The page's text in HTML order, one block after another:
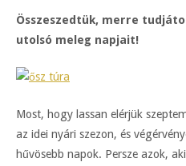
Összeszedtük, merre
utolsó meleg napjait!
Most, hogy lassan elérjük
az idei nyári szezon, és
hűvösebb napok. Persze azok,